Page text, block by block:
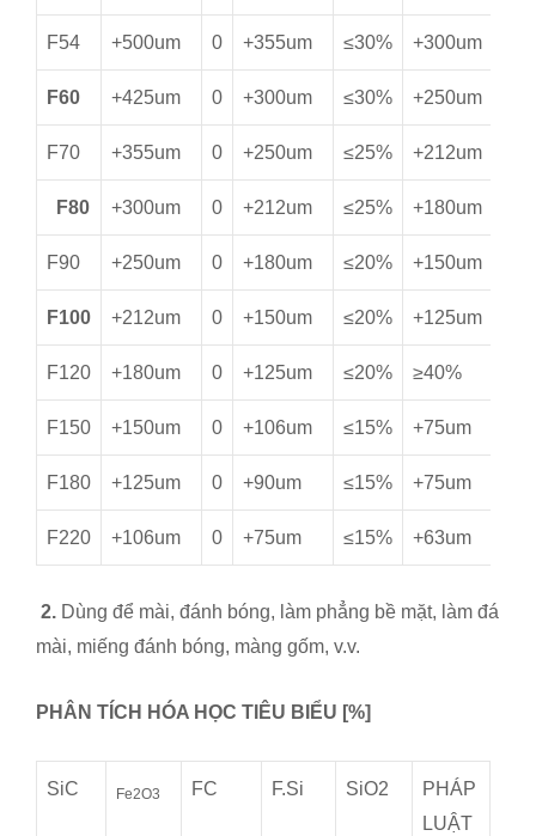
F54 +500um 0 +355um ≤30% +300um
F60 +425um 0 +300um ≤30% +250um
F70 +355um 0 +250um ≤25% +212um
F80 +300um 0 +212um ≤25% +180um
F90 +250um 0 +180um ≤20% +150um
F100 +212um 0 +150um ≤20% +125um
F120 +180um 0 +125um ≤20% ≥40%
F150 +150um 0 +106um ≤15% +75um
F180 +125um 0 +90um ≤15% +75um
F220 +106um 0 +75um ≤15% +63um
2. Dùng để mài, đánh bóng, làm phẳng bề mặt, làm đá
mài, miếng đánh bóng, màng gốm, v.v.
PHÂN TÍCH HÓA HỌC TIÊU BIỂU [%]
SiC Fe2O3 FC F.Si SiO2
PHÁP
LUẬT